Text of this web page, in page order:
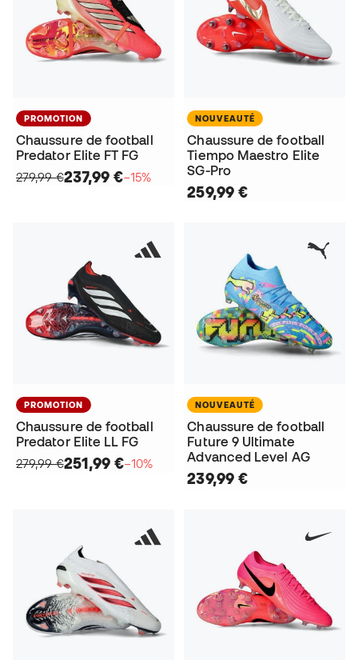
PROMOTION
Chaussure de football
Predator Elite FT FG
279,99 €237,99 €−15%
NOUVEAUTÉ
Chaussure de football
Tiempo Maestro Elite
SG-Pro
259,99 €
PROMOTION
Chaussure de football
Predator Elite LL FG
279,99 €251,99 €−10%
NOUVEAUTÉ
Chaussure de football
Future 9 Ultimate
Advanced Level AG
239,99 €